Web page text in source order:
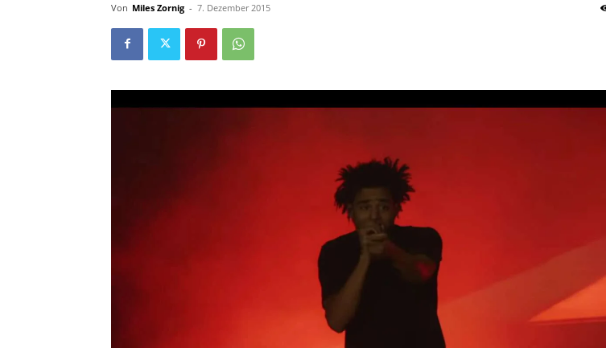
Von Miles Zornig - 7. Dezember 2015